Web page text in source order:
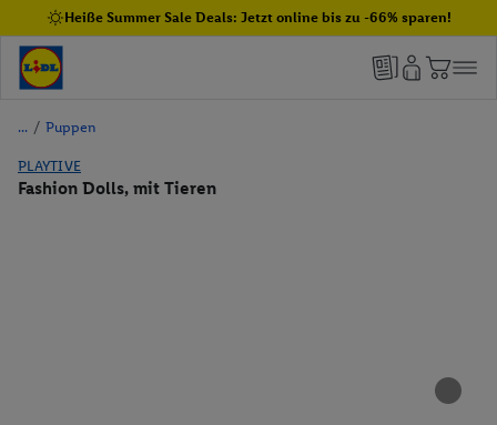
Heiße Summer Sale Deals: Jetzt online bis zu -66% sparen!
/ Puppen
PLAYTIVE
Fashion Dolls, mit Tieren